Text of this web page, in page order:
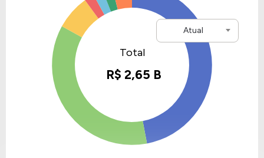
A composição acionária da empresa permaneceu
vinculada à Neoenergia, que priorizou
investimentos em energia renovável e projetos que
reforçaram a confiabilidade do fornecimento.
Informações Adicionais
A empresa ELEKTRO, está listada na B3 com um
valor de mercado de R$ 8,63 Bilhões , tendo um
patrimônio de R$ 2,18 Bilhões.
Atual